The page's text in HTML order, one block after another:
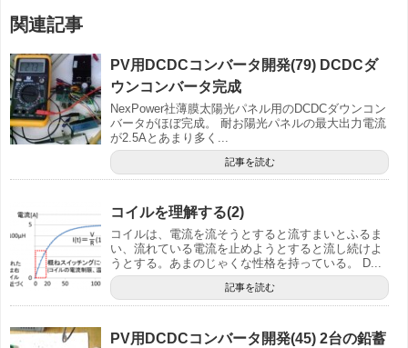
関連記事
PV用DCDCコンバータ開発(79) DCDCダ
ウンコンバータ完成
NexPower社薄膜太陽光パネル用のDCDCダウンコン
バータがほぼ完成。 耐お陽光パネルの最大出力電流
が2.5Aとあまり多く...
記事を読む
コイルを理解する(2)
コイルは、電流を流そうとすると流すまいとふるま
い、流れている電流を止めようとすると流し続けよ
うとする。あまのじゃくな性格を持っている。 D...
記事を読む
PV用DCDCコンバータ開発(45) 2台の鉛蓄